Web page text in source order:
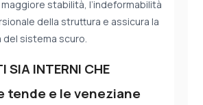
stabilità, l’indeformabilità
della struttura e assicura la
sistema scuro.
SIA INTERNI CHE
tende e le veneziane